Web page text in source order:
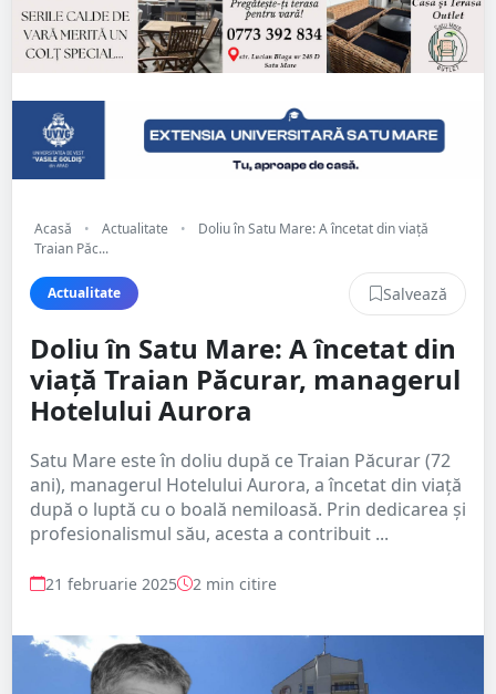
Acasă • Actualitate •
Doliu în Satu Mare: A încetat din viață
Traian Păc...
Actualitate Salvează
Doliu în Satu Mare: A încetat din
viață Traian Păcurar, managerul
Hotelului Aurora
Satu Mare este în doliu după ce Traian Păcurar (72
ani), managerul Hotelului Aurora, a încetat din viață
după o luptă cu o boală nemiloasă. Prin dedicarea și
profesionalismul său, acesta a contribuit ...
21 februarie 2025 2 min citire